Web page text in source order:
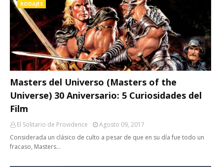
RODAJES
Masters del Universo (Masters of the
Universe) 30 Aniversario: 5 Curiosidades del
Film
El Solitario de Providence
Agosto 09, 2017
Considerada un clásico de culto a pesar de que en su día fue todo un
fracaso, Masters…